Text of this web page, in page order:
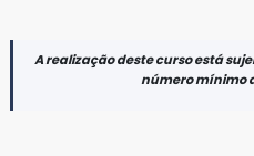
A realização deste curso está
número mínimo